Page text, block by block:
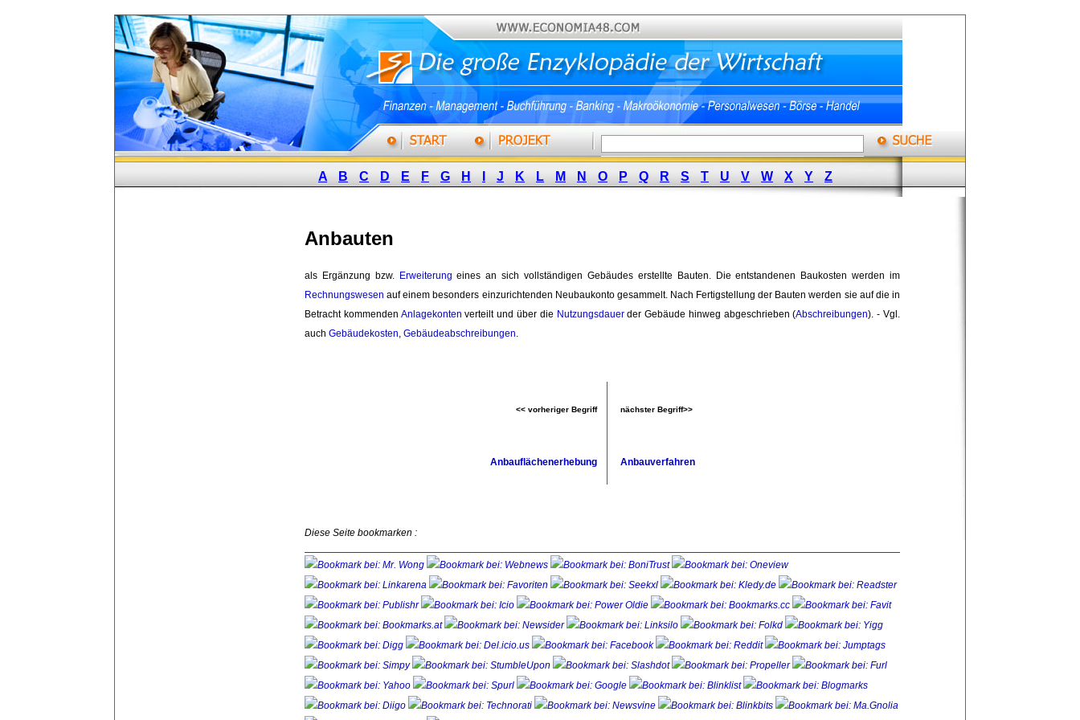
A B C D E F G H J K L M N O P Q R S T U V W X Y Z
Anbauten
als Ergänzung bzw. Erweiterung eines an sich vollständigen Gebäudes erstellte Bauten. Die entstandenen Baukosten werden im
Rechnungswesen auf einem besonders einzurichtenden Neubaukonto gesammelt. Nach Fertigstellung der Bauten werden sie auf die in
Betracht kommenden Anlagekonten verteilt und über die Nutzungsdauerder Gebäude hinweg abgeschrieben (Abschreibungen). - Vgl.
auch Gebäudekosten, Gebäudeabschreibungen.
<< vorheriger Begriff nächster Begriff>>
Anbauflächenerhebung Anbauverfahren
Diese Seite bookmarken :